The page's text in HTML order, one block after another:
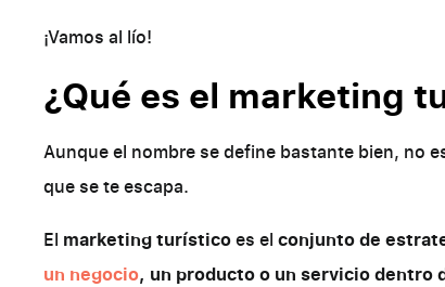
¡Vamos al lío!
¿Qué es el marketing
Aunque el nombre se define bastante bien, no
que se te escapa.
El marketing turísticoes el conjunto de
un negocio, un producto o un servicio